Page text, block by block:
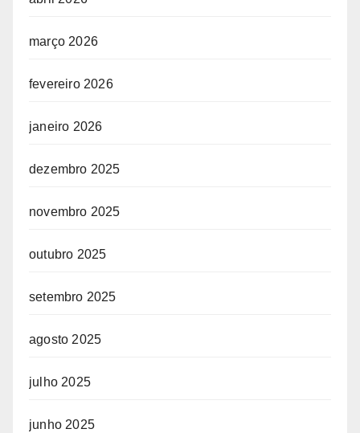
março 2026
fevereiro 2026
janeiro 2026
dezembro 2025
novembro 2025
outubro 2025
setembro 2025
agosto 2025
julho 2025
junho 2025